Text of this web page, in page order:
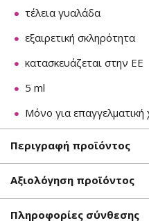
τέλεια γυαλάδα
εξαιρετική σκληρότητα
κατασκευάζεται στην ΕΕ
5 ml
Μόνο για επαγγελματική
Περιγραφή προϊόντος
Αξιολόγηση προϊόντος
Πληροφορίες σύνθεσης